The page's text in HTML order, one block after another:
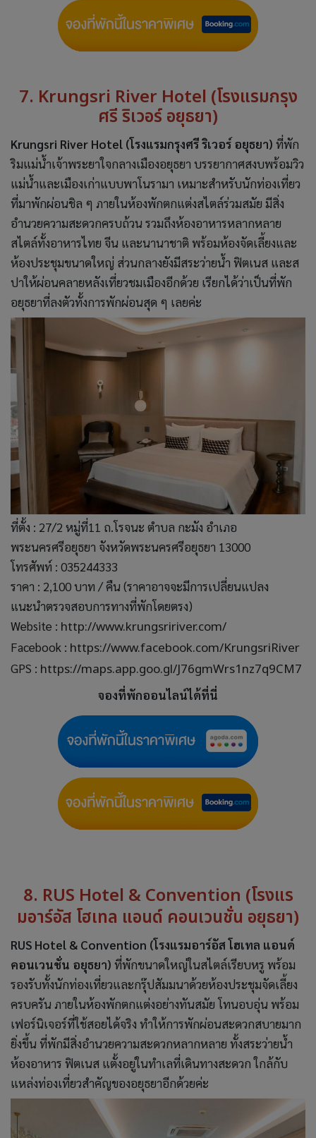
7. Krungsri River Hotel (โรงแรมกรุง
ศรี ริเวอร์ อยุธยา)
Krungsri River Hotel (โรงแรมกรุงศรี ริเวอร์ อยุธยา) ที่พัก
ริมแม่น้ำเจ้าพระยาใจกลางเมืองอยุธยา บรรยากาศสงบพร้อมวิว
แม่น้ำและเมืองเก่าแบบพาโนรามา เหมาะสำหรับนักท่องเที่ยว
ที่มาพักผ่อนชิล ๆ ภายในห้องพักตกแต่งสไตล์ร่วมสมัย มีสิ่ง
อำนวยความสะดวกครบถ้วน รวมถึงห้องอาหารหลากหลาย
สไตล์ทั้งอาหารไทย จีน และนานาชาติ พร้อมห้องจัดเลี้ยงและ
ห้องประชุมขนาดใหญ่ ส่วนกลางยังมีสระว่ายน้ำ ฟิตเนส และส
ปาให้ผ่อนคลายหลังเที่ยวชมเมืองอีกด้วย เรียกได้ว่าเป็นที่พัก
อยุธยาที่ลงตัวทั้งการพักผ่อนสุด ๆ เลยค่ะ
ที่ตั้ง : 27/2 หมู่ที่11 ถ.โรจนะ ตำบล กะมัง อำเภอ
พระนครศรีอยุธยา จังหวัดพระนครศรีอยุธยา 13000
โทรศัพท์ : 035244333
ราคา : 2,100 บาท / คืน (ราคาอาจจะมีการเปลี่ยนแปลง
แนะนำตรวจสอบการทางที่พักโดยตรง)
Website : http://www.krungsririver.com/
Facebook : https://www.facebook.com/KrungsriRiver
GPS : https://maps.app.goo.gl/J76gmWrs1nz7q9CM7
จองที่พักออนไลน์ได้ที่นี่
8. RUS Hotel & Convention (โรงแร
มอาร์อัส โฮเทล แอนด์ คอนเวนชั่น อยุธยา)
RUS Hotel & Convention (โรงแรมอาร์อัส โฮเทล แอนด์
คอนเวนชั่น อยุธยา) ที่พักขนาดใหญ่ในสไตล์เรียบหรู พร้อม
รองรับทั้งนักท่องเที่ยวและกรุ๊ปสัมมนาด้วยห้องประชุมจัดเลี้ยง
ครบครัน ภายในห้องพักตกแต่งอย่างทันสมัย โทนอบอุ่น พร้อม
เฟอร์นิเจอร์ที่ใช้สอยได้จริง ทำให้การพักผ่อนสะดวกสบายมาก
ยิ่งขึ้น ที่พักมีสิ่งอำนวยความสะดวกหลากหลาย ทั้งสระว่ายน้ำ
ห้องอาหาร ฟิตเนส แตั้งอยู่ในทำเลที่เดินทางสะดวก ใกล้กับ
แหล่งท่องเที่ยวสำคัญของอยุธยาอีกด้วยค่ะ